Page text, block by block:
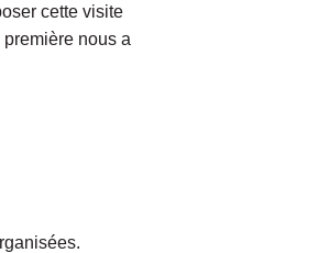
cette visite
nous a